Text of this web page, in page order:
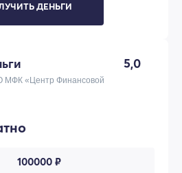
ДЕНЬГИ
5,0
МФК «Центр Финансовой
100000 ₽